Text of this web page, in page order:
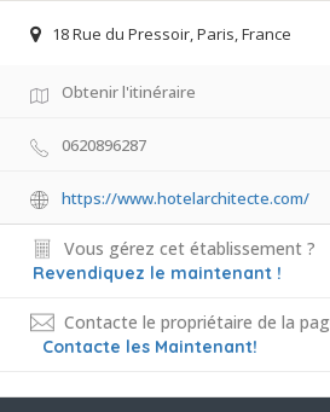
18 Rue du Pressoir, Paris, France
Obtenir l'itinéraire
0620896287
https://www.hotelarchitecte.com/
Vous gérez cet établissement ?
Revendiquez le maintenant !
Contacte le propriétaire de la
Contacte les Maintenant!